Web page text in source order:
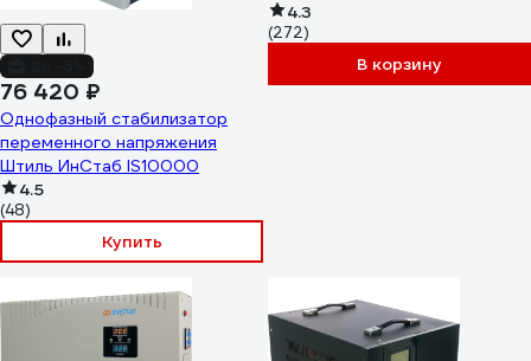
76 420 ₽
Однофазный стабилизатор
переменного напряжения
Штиль ИнСтаб IS10000
4.5
(48)
Купить
4.3
(272)
В корзину